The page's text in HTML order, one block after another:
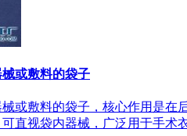
或敷料的袋子
或敷料的袋子，核心作用是
直视袋内器械，广泛用于手